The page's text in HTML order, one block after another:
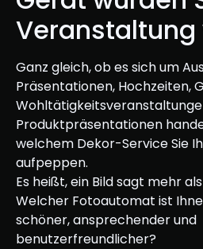
Veranstaltung
Ganz gleich, ob es sich um
Präsentationen, Hochzeiten,
Produktpräsentationen
welchem Dekor-Service Sie
aufpeppen.
Es heißt, ein Bild sagt mehr
Welcher Fotoautomat ist
schöner, ansprechender und
benutzerfreundlicher?